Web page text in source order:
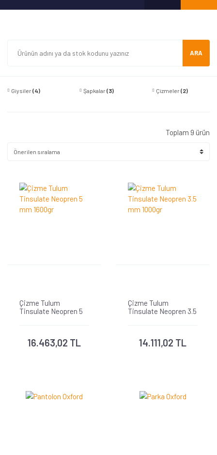
ARA
Giysiler(4) Şapkalar(3) Çizmeler(2)
Toplam 9 ürün
Çizme Tulum
Tinsulate Neopren 5
16.463,02 TL
Çizme Tulum
Tinsulate Neopren 3.5
14.111,02 TL